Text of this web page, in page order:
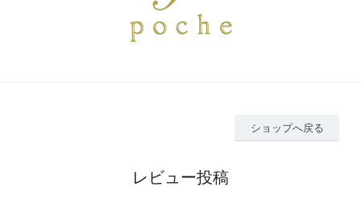
ショップへ戻る
レビュー投稿